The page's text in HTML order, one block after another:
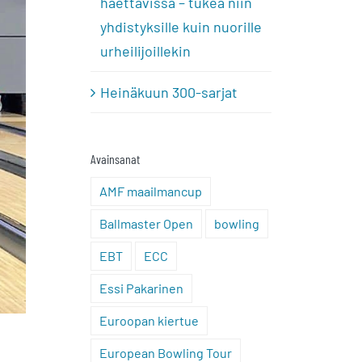
yhdistyksille kuin nuorille
urheilijoillekin
Heinäkuun 300-sarjat
Avainsanat
AMF maailmancup
Ballmaster Open bowling
EBT ECC
Essi Pakarinen
Euroopan kiertue
European Bowling Tour